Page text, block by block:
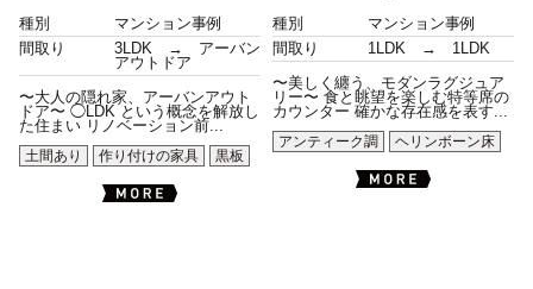
種別
マンション事例
間取り
3LDK → アーバン
アウトドア
〜大人の隠れ家、アーバンアウト
ドア〜 ◯LDK という概念を解放し
た住まい リノベーション前...
土間あり
作り付けの家具 黒板
種別
マンション事例
間取り
1LDK → 1LDK
〜美しく纏う、モダンラグジュア
リー〜 食と眺望を楽しむ特等席の
カウンター 確かな存在感を表す...
アンティーク調
ヘリンボーン床